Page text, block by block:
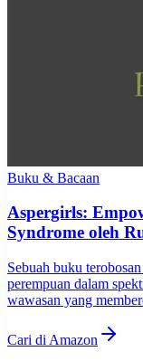
Buku & Bacaan
Aspergirls:
Syndrome oleh
Sebuah buku
perempuan dalam
wawasan yang
Cari di Amazon